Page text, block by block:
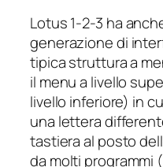
Lotus 1-2-3 ha
generazione di
tipica struttura a
il menu a livello
livello inferiore) in
una lettera
tastiera al posto
da molti programmi